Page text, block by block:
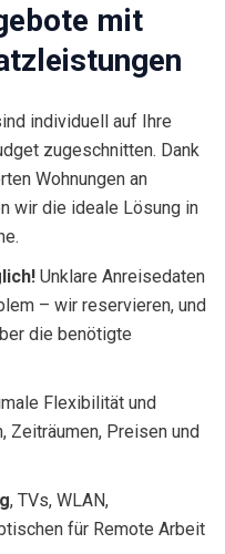
mit
individuell auf Ihre
zugeschnitten. Dank
Wohnungen an
wir die ideale Lösung in
Unklare Anreisedaten
– wir reservieren, und
die benötigte
Flexibilität und
Zeiträumen, Preisen und
, TVs, WLAN,
für Remote Arbeit